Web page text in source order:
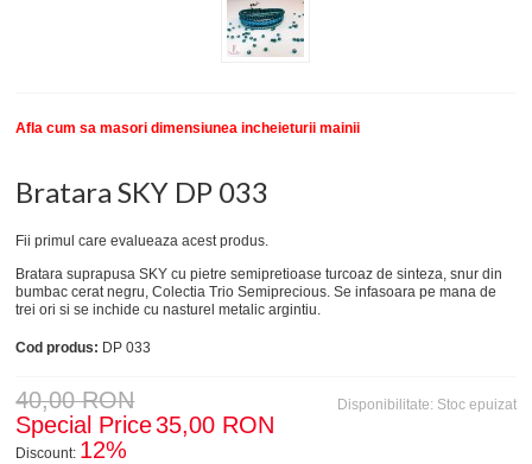
Afla cum sa masori dimensiunea incheieturii mainii
Bratara SKY DP 033
Fii primul care evalueaza acest produs.
Bratara suprapusa SKY cu pietre semipretioase turcoaz de sinteza, snur din
bumbac cerat negru, Colectia Trio Semiprecious. Se infasoara pe mana de
trei ori si se inchide cu nasturel metalic argintiu.
Cod produs: DP 033
Disponibilitate: Stoc epuizat
40,00 RON
Special Price35,00 RON
Discount: 12%